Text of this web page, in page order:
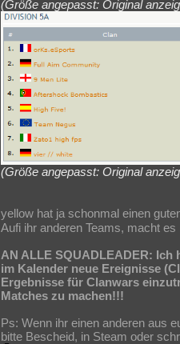
(Größe angepasst: Original
(Größe angepasst: Original
yellow hat ja schonmal einen
Aufi ihr anderen Teams, macht
AN ALLE SQUADLEADER: Ich
im Kalender neue Ereignisse
Ergebnisse für Clanwars
Matches zu machen!!!
Ps: Wenn ihr einen anderen aus
bitte Bescheid, in Steam oder